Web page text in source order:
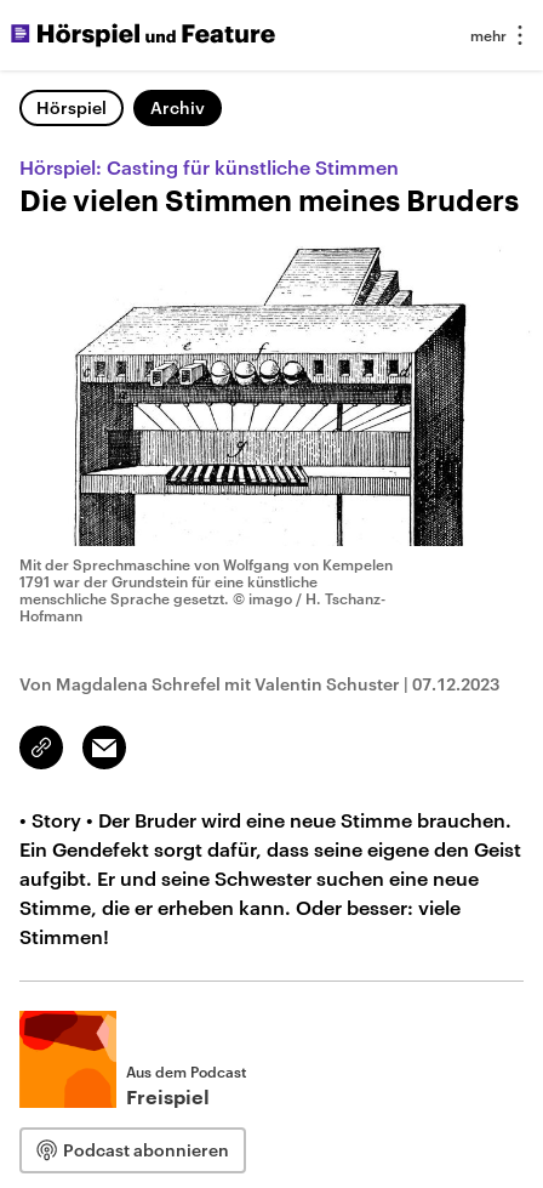
Hörspiel Archiv
Hörspiel: Casting für künstliche Stimmen
Die vielen Stimmen meines Bruders
Mit der Sprechmaschine von Wolfgang von Kempelen
1791 war der Grundstein für eine künstliche
menschliche Sprache gesetzt. © imago / H. Tschanz-
Hofmann
Von Magdalena Schrefel mit Valentin Schuster | 07.12.2023
Link
kopieren/teilen
Email
• Story • Der Bruder wird eine neue Stimme brauchen.
Ein Gendefekt sorgt dafür, dass seine eigene den Geist
aufgibt. Er und seine Schwester suchen eine neue
Stimme, die er erheben kann. Oder besser: viele
Stimmen!
Aus dem Podcast
Freispiel
Podcast abonnieren